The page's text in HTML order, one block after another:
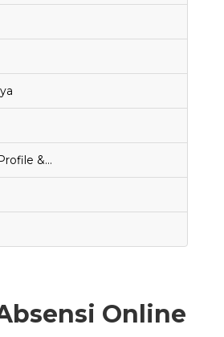
&…
Online